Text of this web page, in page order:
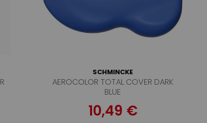
SCHMINCKE
AEROCOLOR TOTAL COVER DARK
BLUE
10,49 €